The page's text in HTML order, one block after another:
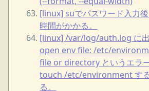
[linux] suでパスワード入力
時間がかかる。
[linux] /var/log/auth.log に
open env file: /etc/
file or directory というエラ
touch /etc/environment す
る。